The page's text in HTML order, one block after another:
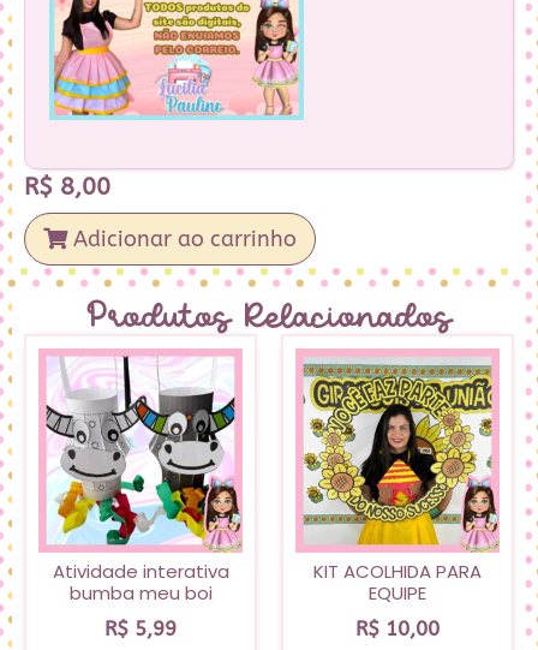
R$ 8,00
Adicionar ao carrinho
Produtos Relacionados
Atividade interativa
bumba meu boi
R$ 5,99
KIT ACOLHIDA PARA
EQUIPE
R$ 10,00